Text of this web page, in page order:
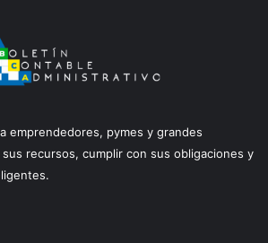
emprendedores, pymes y grandes
recursos, cumplir con sus obligaciones y